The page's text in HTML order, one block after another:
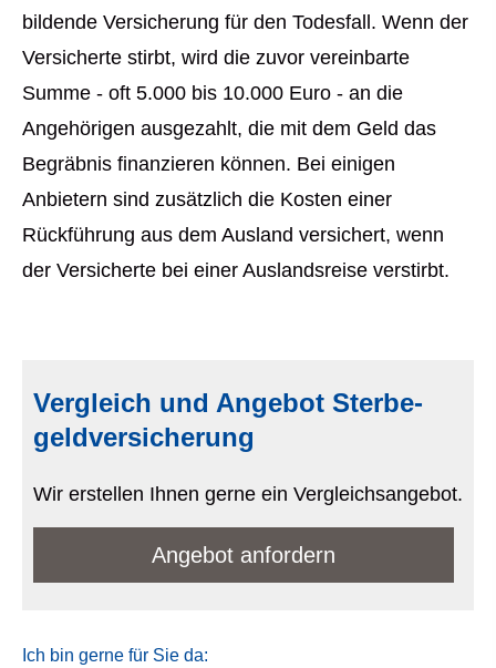
bildende Versicherung für den Todesfall. Wenn der
Versicherte stirbt, wird die zuvor vereinbarte
Summe - oft 5.000 bis 10.000 Euro - an die
Angehörigen ausgezahlt, die mit dem Geld das
Begräbnis finanzieren können. Bei einigen
Anbietern sind zusätzlich die Kosten einer
Rückführung aus dem Ausland versichert, wenn
der Versicherte bei einer Auslandsreise verstirbt.
Vergleich und Angebot Ster­be­
geldversicherung
Wir erstellen Ihnen gerne ein Vergleichsangebot.
An­ge­bot an­for­dern
Ich bin gerne für Sie da: